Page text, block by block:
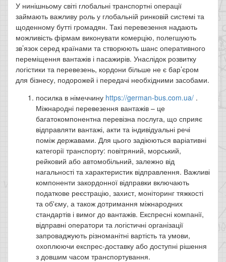
У нинішньому світі глобальні транспортні операції
займають важливу роль у глобальній ринковій системі та
щоденному бутті громадян. Такі перевезення надають
можливість фірмам виконувати комерцію, полегшують
зв’язок серед країнами та створюють шанс оперативного
переміщення вантажів і пасажирів. Унаслідок розвитку
логістики та перевезень, кордони більше не є бар’єром
для бізнесу, подорожей і передачі необхідними засобами.
посилка в німеччину https://german-bus.com.ua/ .
Міжнародні перевезення вантажів – це
багатокомпонентна перевізна послуга, що сприяє
відправляти вантажі, акти та індивідуальні речі
поміж державами. Для цього задіюються варіативні
категорії транспорту: повітряний, морський,
рейковий або автомобільний, залежно від
нагальності та характеристик відправлення. Важливі
компоненти закордонної відправки включають
податкове реєстрацію, захист, моніторинг тяжкості
та об'єму, а також дотримання міжнародних
стандартів і вимог до вантажів. Експресні компанії,
відправні оператори та логістичні організації
запроваджують різноманітні вартість та умови,
охоплюючи експрес-доставку або доступні рішення
з довшим часом транспортування.